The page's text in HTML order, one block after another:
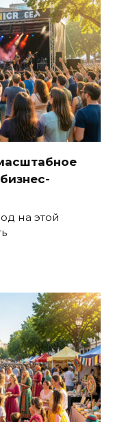
на этой